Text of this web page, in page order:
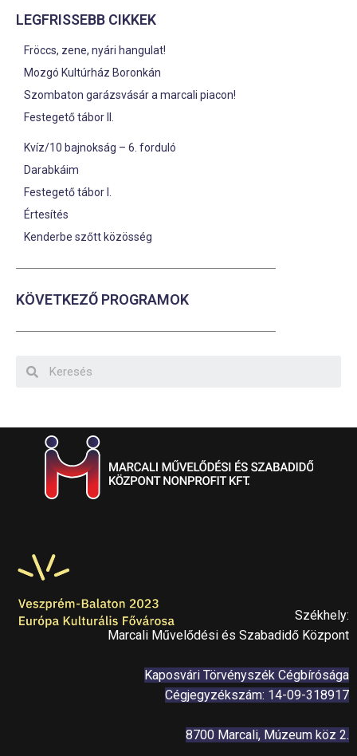
LEGFRISSEBB CIKKEK
Fröccs, zene, nyári hangulat!
Mozgó Kultúrház Boronkán
Szombaton garázsvásár a marcali piacon!
Festegető tábor II.
Kvíz/10 bajnokság – 6. forduló
Darabkáim
Festegető tábor I.
Értesítés
Kenderbe szőtt közösség
KÖVETKEZŐ PROGRAMOK
Székhely:
Marcali Művelődési és Szabadidő Központ
Kaposvári Törvényszék Cégbírósága
Cégjegyzékszám: 14-09-318917
8700 Marcali, Múzeum köz 2.